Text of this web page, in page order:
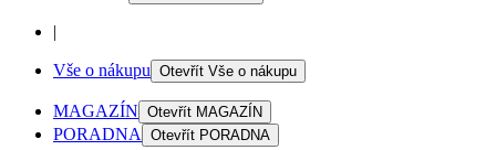
|
Vše o nákupu Otevřít Vše o nákupu
MAGAZÍN Otevřít MAGAZÍN
PORADNA Otevřít PORADNA